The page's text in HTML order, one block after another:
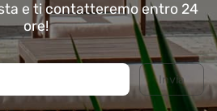
e ti contatteremo entro 24
ore!